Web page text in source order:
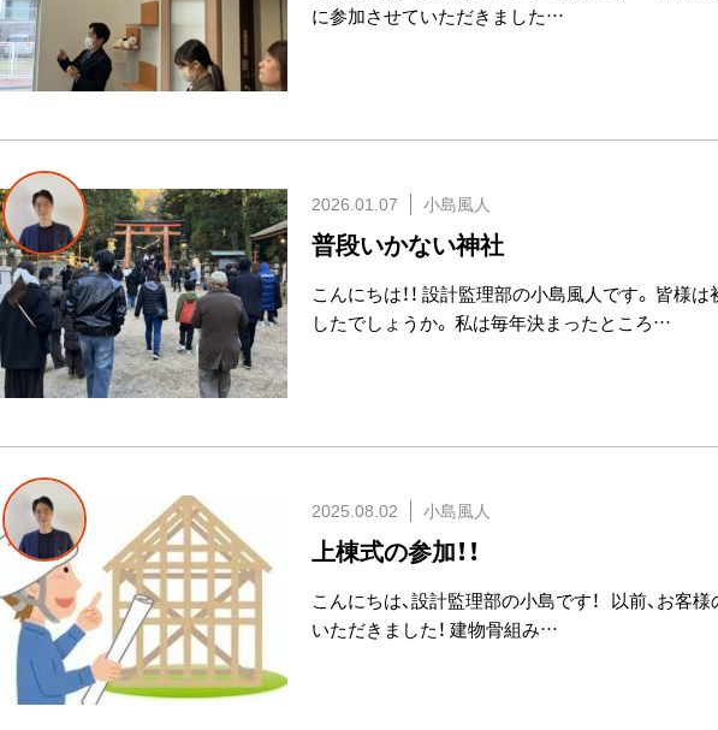
に参加させていただきました…
2026.01.07 小島風人
普段いかない神社
こんにちは！！ 設計監理部の小島風人です。 皆様
したでしょうか。 私は毎年決まったところ…
2025.08.02 小島風人
上棟式の参加！！
こんにちは、設計監理部の小島です！ 以前、お客
いただきました！ 建物骨組み…